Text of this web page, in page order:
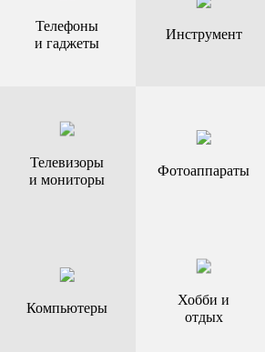
Телефоны
и гаджеты
Инструмент
Телевизоры
и мониторы
Фотоаппараты
Компьютеры
Хобби и
отдых